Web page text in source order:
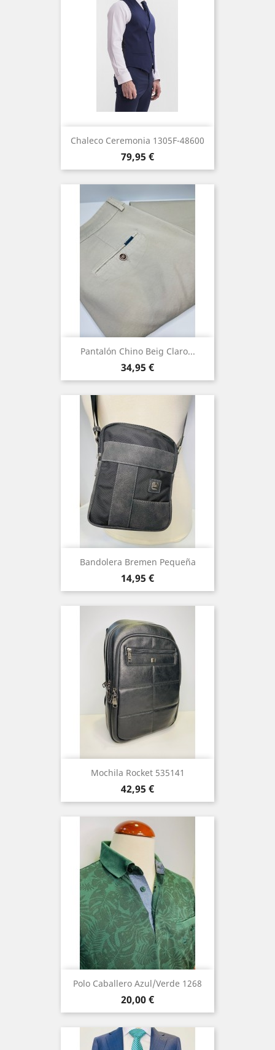
Chaleco Ceremonia 1305F-48600
Precio
79,95 €
Pantalón Chino Beig Claro...
Precio
34,95 €
Bandolera Bremen Pequeña
Precio
14,95 €
Mochila Rocket 535141
Precio
42,95 €
Polo Caballero Azul/Verde 1268
Precio
20,00 €